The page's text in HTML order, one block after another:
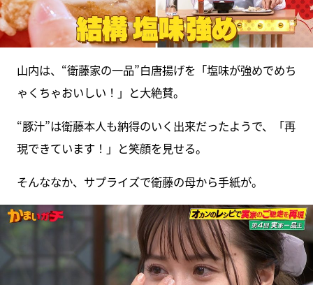
山内は、“衛藤家の一品”白唐揚げを「塩味が強めでめち
ゃくちゃおいしい！」と大絶賛。
“豚汁”は衛藤本人も納得のいく出来だったようで、「再
現できています！」と笑顔を見せる。
そんななか、サプライズで衛藤の母から手紙が。